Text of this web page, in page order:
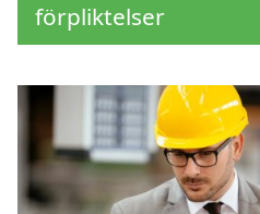
förpliktelser